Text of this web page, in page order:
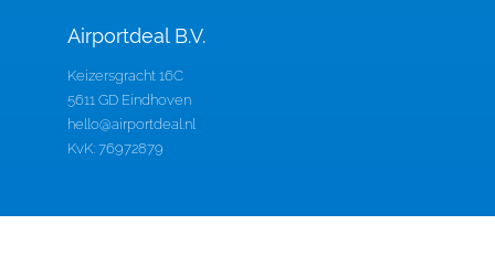
Airportdeal B.V.
Keizersgracht 16C
5611 GD Eindhoven
hello@airportdeal.nl
KvK: 76972879